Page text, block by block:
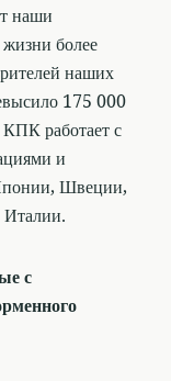
наши
более
наших
175 000
работает с
и
Швеции,
с